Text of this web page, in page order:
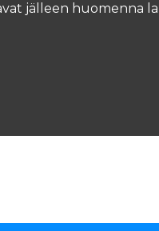
jälleen huomenna